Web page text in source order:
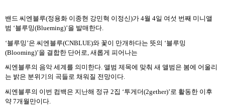
밴드 씨엔블루(정용화 이종현 강민혁 이정신)가 4월 4일 여섯 번째 미니앨
범 ‘블루밍(Blueming)’을 발매한다.
‘블루밍’은 씨엔블루(CNBLUE)와 꽃이 만개하다는 뜻의 ‘블루밍
(Blooming)’을 결합한 단어로 새롭게 피어나는
씨엔블루의 음악 세계를 의미한다. 앨범 제목에 맞춰 새 앨범은 봄에 어울리
는 밝은 분위기의 곡들로 채워질 전망이다.
씨엔블루의 이번 컴백은 지난해 정규 2집 ‘투게더(2gether)’ 로 활동한 이후
약 7개월만이다